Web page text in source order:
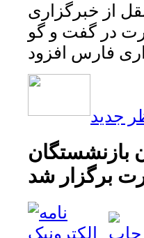
از خبرگزاری
در گفت و گو
جدید
بازنشستگان
برگزار شد